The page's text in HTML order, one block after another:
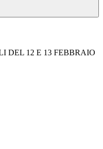
DEL 12 E 13 FEBBRAIO